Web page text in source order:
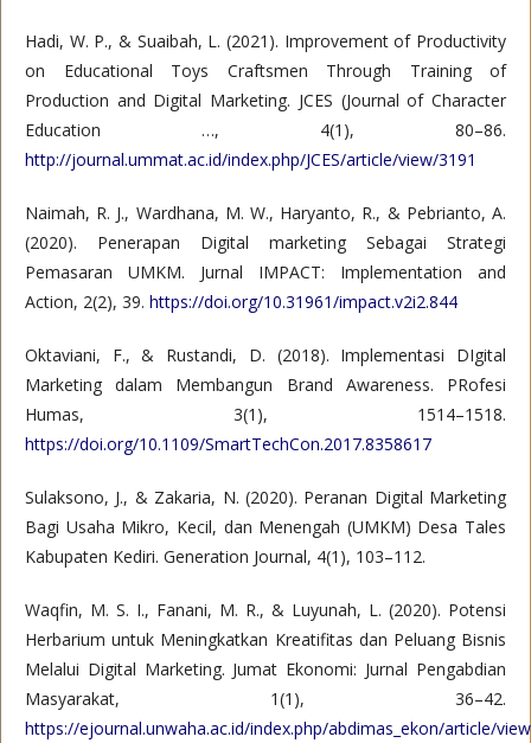
Hadi, W. P., & Suaibah, L. (2021). Improvement of Productivity
on Educational Toys Craftsmen Through Training of
Production and Digital Marketing. JCES (Journal of Character
Education …, 4(1), 80–86.
http://journal.ummat.ac.id/index.php/JCES/article/view/3191
Naimah, R. J., Wardhana, M. W., Haryanto, R., & Pebrianto, A.
(2020). Penerapan Digital marketing Sebagai Strategi
Pemasaran UMKM. Jurnal IMPACT: Implementation and
Action, 2(2), 39. https://doi.org/10.31961/impact.v2i2.844
Oktaviani, F., & Rustandi, D. (2018). Implementasi DIgital
Marketing dalam Membangun Brand Awareness. PRofesi
Humas, 3(1), 1514–1518.
https://doi.org/10.1109/SmartTechCon.2017.8358617
Sulaksono, J., & Zakaria, N. (2020). Peranan Digital Marketing
Bagi Usaha Mikro, Kecil, dan Menengah (UMKM) Desa Tales
Kabupaten Kediri. Generation Journal, 4(1), 103–112.
Waqfin, M. S. I., Fanani, M. R., & Luyunah, L. (2020). Potensi
Herbarium untuk Meningkatkan Kreatifitas dan Peluang Bisnis
Melalui Digital Marketing. Jumat Ekonomi: Jurnal Pengabdian
Masyarakat, 1(1), 36–42.
https://ejournal.unwaha.ac.id/index.php/abdimas_ekon/article/